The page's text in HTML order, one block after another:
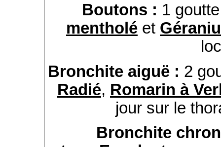
Boutons : 1
mentholé et
Bronchite aiguë : 2
Radié, Romarin à
jour sur le
Bronchite